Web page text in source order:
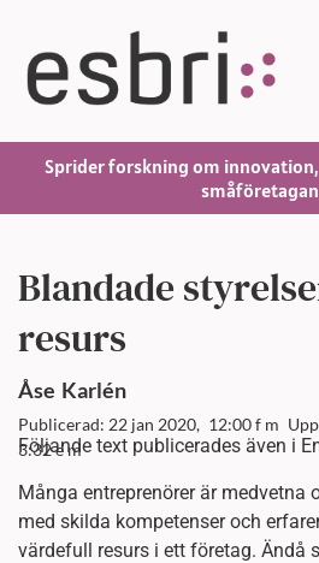
Sprider forskning om
Blandade
resurs
Åse Karlén
Publicerad: 22 jan 2020, 12:00 f m
3:32 e m
Följande text publicerades även i
Många entreprenörer är medvetna
med skilda kompetenser och
värdefull resurs i ett företag. Ändå